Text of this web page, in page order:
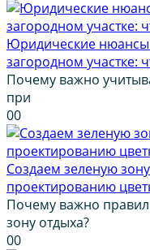
Юридические
загородном участке:
Почему важно
при
00
Создаем зеленую
проектированию
Почему важно
зону отдыха?
00